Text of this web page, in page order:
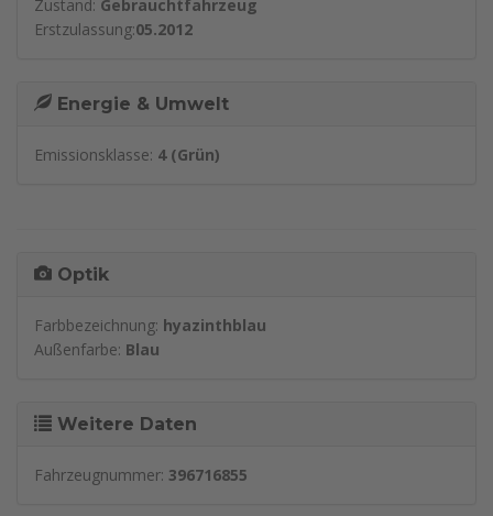
Zustand: Gebrauchtfahrzeug
Erstzulassung:05.2012
Energie & Umwelt
Emissionsklasse: 4 (Grün)
Optik
Farbbezeichnung: hyazinthblau
Außenfarbe: Blau
Weitere Daten
Fahrzeugnummer: 396716855